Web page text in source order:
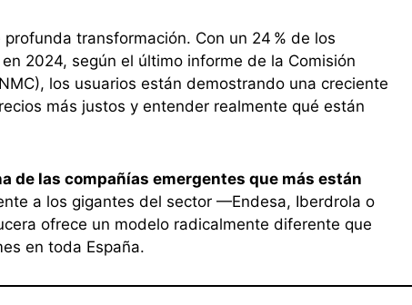
transformación. Con un 24 % de los
2024, según el último informe de la Comisión
los usuarios están demostrando una creciente
más justos y entender realmente qué están
de las compañías emergentes que más están
a los gigantes del sector —Endesa, Iberdrola o
ofrece un modelo radicalmente diferente que
en toda España.